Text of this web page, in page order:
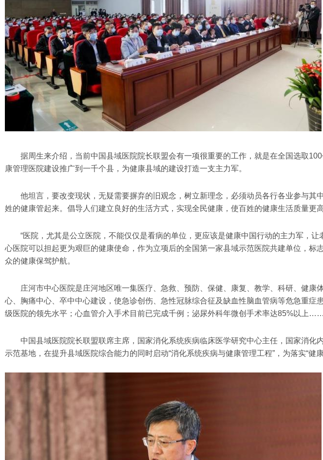
据周生来介绍，当前中国县域医院院长联盟会有一项很重要的工作，就是在全国选取
康管理医院建设推广到一千个县，为健康县域的建设打造一支主力军。
他坦言，要改变现状，无疑需要摒弃的旧观念，树立新理念，必须动员各行各业参与
姓的健康管起来。倡导人们建立良好的生活方式，实现全民健康，使百姓的健康生活质量更高
“医院，尤其是公立医院，不能仅仅是看病的单位，更应该是健康中国行动的主力军，
心医院可以担起更为艰巨的健康使命，作为立项后的全国第一家县域示范医院共建单位，
众的健康保驾护航。
庄河市中心医院是庄河地区唯一集医疗、急救、预防、保健、康复、教学、科研、健
心、胸痛中心、卒中中心建设，使急诊创伤、急性冠脉综合征及缺血性脑血管病等危急重
级医院的领先水平；心血管介入手术目前已完成千例；泌尿外科年微创手术率达85%以上……
中国县域医院院长联盟联席主席，国家消化系统疾病临床医学研究中心主任，国家消
示范基地，在提升县域医院综合能力的同时启动“消化系统疾病与健康管理工程”，为落实“健